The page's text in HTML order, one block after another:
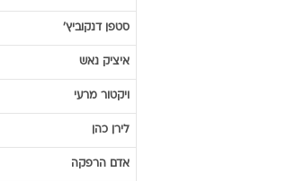
סטפן דנקוביץ'
איציק נאש
ויקטור מרעי
לירן כהן
אדם הרפקה